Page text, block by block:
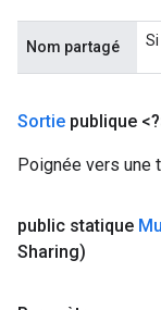
Nom partagé
Sortie publique
Poignée vers une
public statique
Sharing)